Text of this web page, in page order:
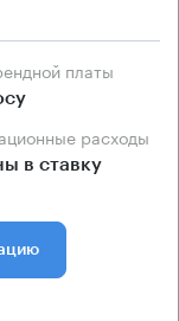
платы
расходы
в ставку